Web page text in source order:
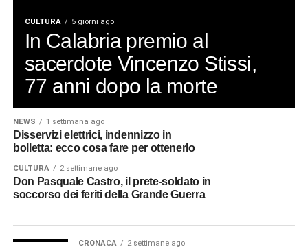
CULTURA 5 giorni ago
In Calabria premio al
sacerdote Vincenzo Stissi,
77 anni dopo la morte
NEWS 1 settimana ago
Disservizi elettrici, indennizzo in
bolletta: ecco cosa fare per ottenerlo
CULTURA 2 settimane ago
Don Pasquale Castro, il prete-soldato in
soccorso dei feriti della Grande Guerra
CRONACA 2 settimane ago